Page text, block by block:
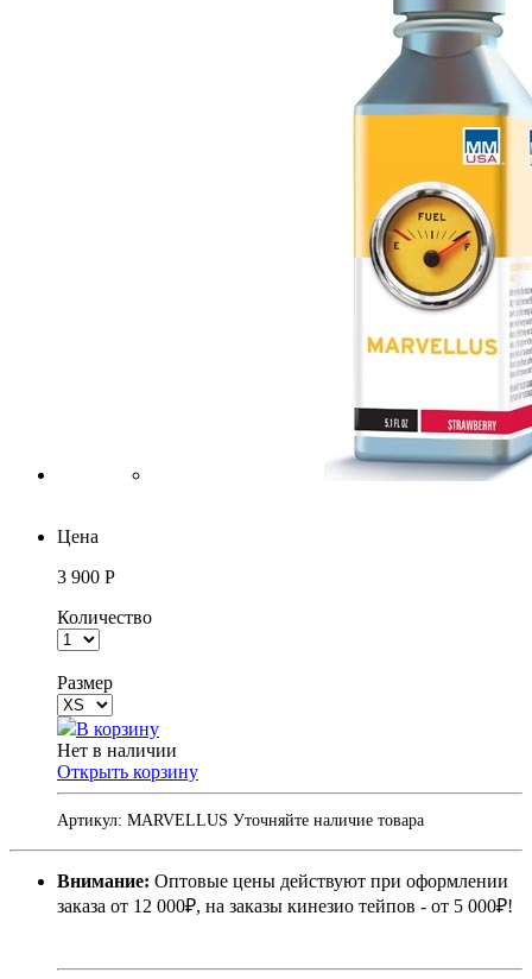
Цена
3 900 Р
Количество
Размер
В корзину
Нет в наличии
Открыть корзину
Артикул: MARVELLUS Уточняйте наличие товара
Внимание: Оптовые цены действуют при оформлении
заказа от 12 000₽, на заказы кинезио тейпов - от 5 000₽!